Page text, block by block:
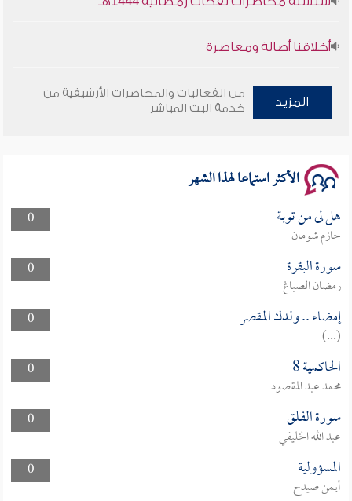
سلسلة محاضرات نفحات رمضانية 1444هـ
المزيد
من الفعاليات والمحاضرات الأرشيفية من
خدمة البث المباشر
الأكثر استماعا لهذا الشهر
0 هل لى من توبة
حازم شومان
0
سورة البقرة
رمضان الصباغ
0
إمضاء .. ولدك المقصر
(...)
0
الحاكمية 8
محمد عبد المقصود
0
سورة الفلق
عبد الله الخليفي
0
المسؤولية
أيمن صيدح